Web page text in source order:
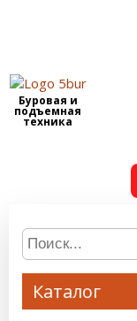
Буровая и
подъемная
техника
Каталог